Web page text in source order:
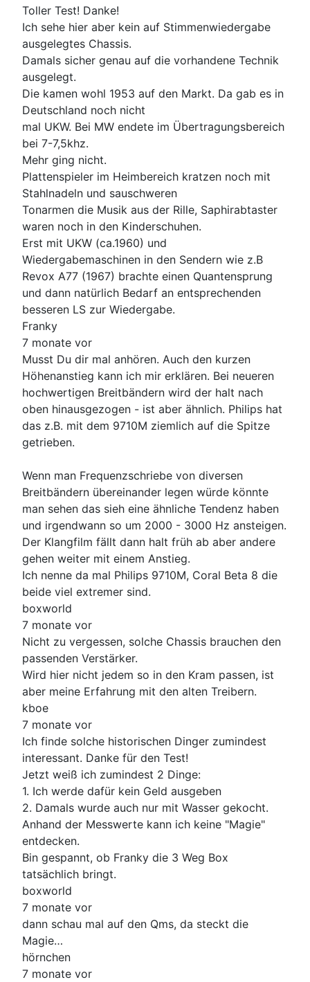
Toller Test! Danke!
Ich sehe hier aber kein auf Stimmenwiedergabe
ausgelegtes Chassis.
Damals sicher genau auf die vorhandene Technik
ausgelegt.
Die kamen wohl 1953 auf den Markt. Da gab es in
Deutschland noch nicht
mal UKW. Bei MW endete im Übertragungsbereich
bei 7-7,5khz.
Mehr ging nicht.
Plattenspieler im Heimbereich kratzen noch mit
Stahlnadeln und sauschweren
Tonarmen die Musik aus der Rille, Saphirabtaster
waren noch in den Kinderschuhen.
Erst mit UKW (ca.1960) und
Wiedergabemaschinen in den Sendern wie z.B
Revox A77 (1967) brachte einen Quantensprung
und dann natürlich Bedarf an entsprechenden
besseren LS zur Wiedergabe.
Franky
7 monate vor
Musst Du dir mal anhören. Auch den kurzen
Höhenanstieg kann ich mir erklären. Bei neueren
hochwertigen Breitbändern wird der halt nach
oben hinausgezogen - ist aber ähnlich. Philips hat
das z.B. mit dem 9710M ziemlich auf die Spitze
getrieben.
Wenn man Frequenzschriebe von diversen
Breitbändern übereinander legen würde könnte
man sehen das sieh eine ähnliche Tendenz haben
und irgendwann so um 2000 - 3000 Hz ansteigen.
Der Klangfilm fällt dann halt früh ab aber andere
gehen weiter mit einem Anstieg.
Ich nenne da mal Philips 9710M, Coral Beta 8 die
beide viel extremer sind.
boxworld
7 monate vor
Nicht zu vergessen, solche Chassis brauchen den
passenden Verstärker.
Wird hier nicht jedem so in den Kram passen, ist
aber meine Erfahrung mit den alten Treibern.
kboe
7 monate vor
Ich finde solche historischen Dinger zumindest
interessant. Danke für den Test!
Jetzt weiß ich zumindest 2 Dinge:
1. Ich werde dafür kein Geld ausgeben
2. Damals wurde auch nur mit Wasser gekocht.
Anhand der Messwerte kann ich keine "Magie"
entdecken.
Bin gespannt, ob Franky die 3 Weg Box
tatsächlich bringt.
boxworld
7 monate vor
dann schau mal auf den Qms, da steckt die
Magie…
hörnchen
7 monate vor